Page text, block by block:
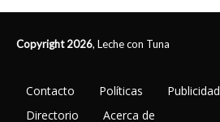
Copyright 2026, Leche con Tuna
Contacto Políticas Publicidad
Directorio
Acerca de